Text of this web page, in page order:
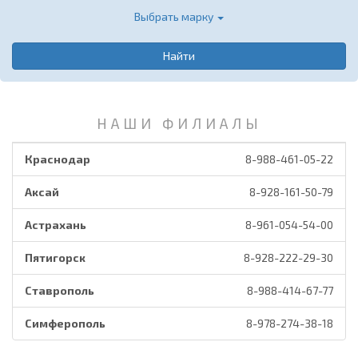
Выбрать марку
Найти
НАШИ ФИЛИАЛЫ
Краснодар 8-988-461-05-22
Аксай 8-928-161-50-79
Астрахань 8-961-054-54-00
Пятигорск 8-928-222-29-30
Ставрополь 8-988-414-67-77
Симферополь 8-978-274-38-18